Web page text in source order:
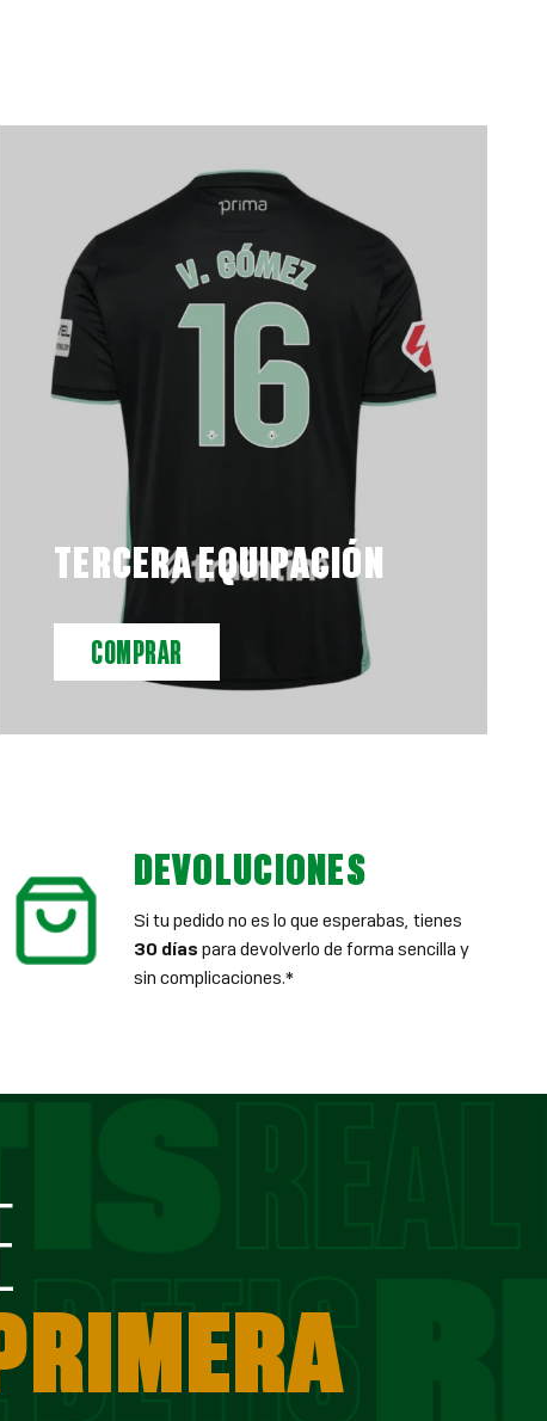
TERCERA EQUIPACIÓN
COMPRAR
DEVOLUCIONES
Si tu pedido no es lo que esperabas, tienes
30 días para devolverlo de forma sencilla y
sin complicaciones.*